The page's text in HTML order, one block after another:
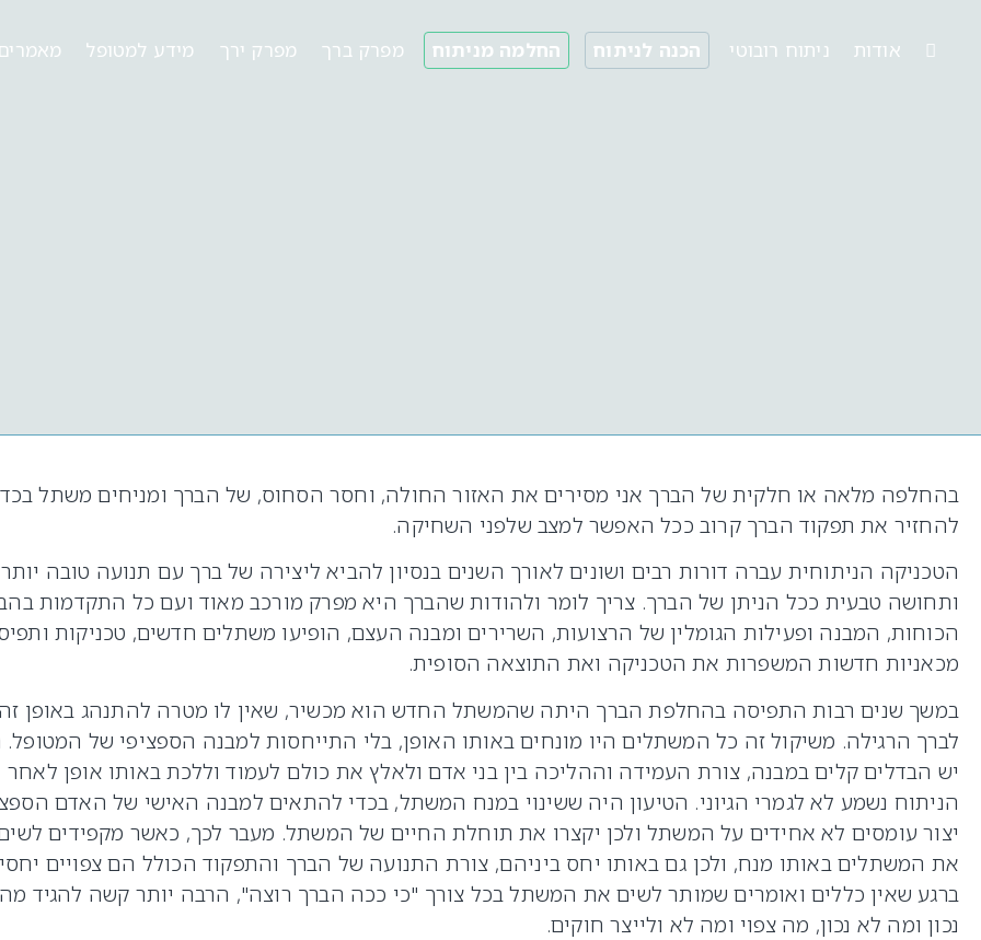
אודות ניתוח רובוטי הכנה לניתוח החלמה מניתוח מפרק ברך מפרק ירך מידע למטופל
בהחלפה מלאה או חלקית של הברך אני מסירים את האזור החולה, וחסר הסחוס, של הברך ומניחים משתל
להחזיר את תפקוד הברך קרוב ככל האפשר למצב שלפני השחיקה.
הטכניקה הניתוחית עברה דורות רבים ושונים לאורך השנים בנסיון להביא ליצירה של ברך עם תנועה טובה יותר
ותחושה טבעית ככל הניתן של הברך. צריך לומר ולהודות שהברך היא מפרק מורכב מאוד ועם כל התקדמות
הכוחות, המבנה ופעילות הגומלין של הרצועות, השרירים ומבנה העצם, הופיעו משתלים חדשים, טכניקות
מכאניות חדשות המשפרות את הטכניקה ואת התוצאה הסופית.
במשך שנים רבות התפיסה בהחלפת הברך היתה שהמשתל החדש הוא מכשיר, שאין לו מטרה להתנהג באופן
לברך הרגילה. משיקול זה כל המשתלים היו מונחים באותו האופן, בלי התייחסות למבנה הספציפי של המטופל.
יש הבדלים קלים במבנה, צורת העמידה וההליכה בין בני אדם ולאלץ את כולם לעמוד וללכת באותו אופן לאחר
הניתוח נשמע לא לגמרי הגיוני. הטיעון היה ששינוי במנח המשתל, בכדי להתאים למבנה האישי של האדם
יצור עומסים לא אחידים על המשתל ולכן יקצרו את תוחלת החיים של המשתל. מעבר לכך, כאשר מקפידים
את המשתלים באותו מנח, ולכן גם באותו יחס ביניהם, צורת התנועה של הברך והתפקוד הכולל הם צפויים
ברגע שאין כללים ואומרים שמותר לשים את המשתל בכל צורך "כי ככה הברך רוצה", הרבה יותר קשה להגיד מה
נכון ומה לא נכון, מה צפוי ומה לא ולייצר חוקים.